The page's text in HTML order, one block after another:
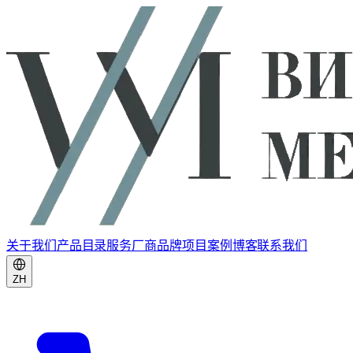
关于我们 产品目录服务厂商品牌项目案例 博客联系我们
ZH